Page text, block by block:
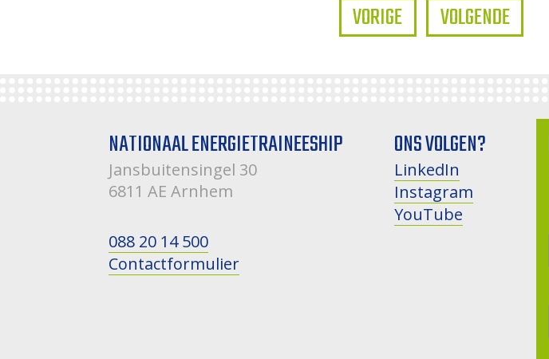
VORIGE VOLGENDE
NATIONAAL ENERGIETRAINEESHIP
Jansbuitensingel 30
6811 AE Arnhem
088 20 14 500
Contactformulier
ONS VOLGEN?
LinkedIn
Instagram
YouTube